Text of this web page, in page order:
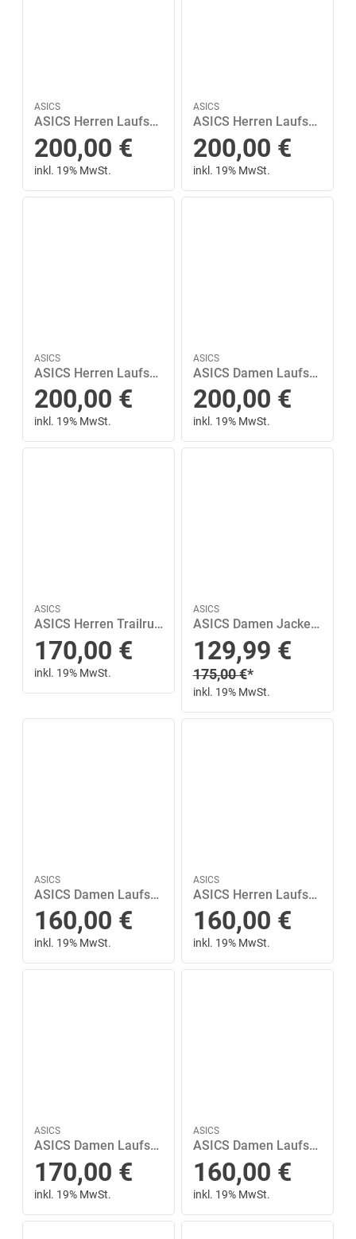
ASICS
ASICS Herren Laufschuhe GEL-NIMBUS 27 46 in Grau
200,00 €
inkl. 19% MwSt.
ASICS
ASICS Herren Laufschuhe GEL-KAYANO 32 47 in Silber
200,00 €
inkl. 19% MwSt.
ASICS
ASICS Herren Laufschuhe GEL-NIMBUS 28 46 ½ in Silber
200,00 €
inkl. 19% MwSt.
ASICS
ASICS Damen Laufschuhe GEL-NIMBUS 27 43 ½ in Rot
200,00 €
inkl. 19% MwSt.
ASICS
ASICS Herren Trailrunningschuhe TRABUCO 14 GTX 46 ½ in Grau
170,00 €
inkl. 19% MwSt.
ASICS
ASICS Damen Jacke ROAD WINTER JACKET S in Grau
Sonderpreis
129,99 €
Regulärer Preis
175,00€*
inkl. 19% MwSt.
ASICS
ASICS Damen Laufschuhe GEL-CUMULUS 27 43 ½ in Schwarz
160,00 €
inkl. 19% MwSt.
ASICS
ASICS Herren Laufschuhe GT-2000 14 42 in Schwarz
160,00 €
inkl. 19% MwSt.
ASICS
ASICS Damen Laufschuhe GT-2000 14 GTX 43 ½ in Braun
170,00 €
inkl. 19% MwSt.
ASICS
ASICS Damen Laufschuhe GT-2000 14 41 ½ in Silber
160,00 €
inkl. 19% MwSt.